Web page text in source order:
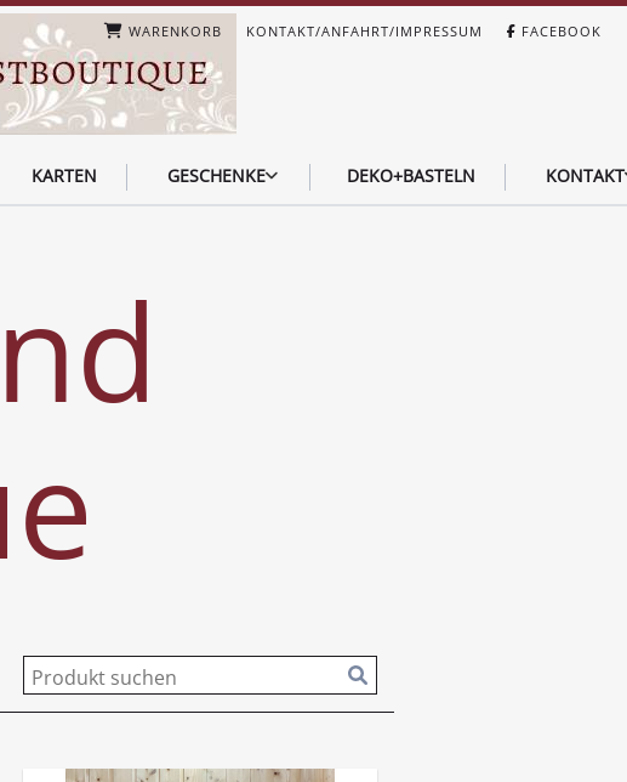
WARENKORB KONTAKT/ANFAHRT/IMPRESSUM FACEBOOK
KARTEN GESCHENKE DEKO+BASTELN KONTAKT